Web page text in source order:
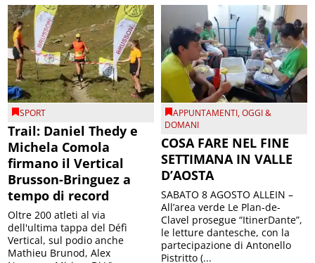
SPORT
Trail: Daniel Thedy e
Michela Comola
firmano il Vertical
Brusson-Bringuez a
tempo di record
Oltre 200 atleti al via
dell'ultima tappa del Défì
Vertical, sul podio anche
Mathieu Brunod, Alex
APPUNTAMENTI,OGGI &
DOMANI
COSA FARE NEL FINE
SETTIMANA IN VALLE
D’AOSTA
SABATO 8 AGOSTO ALLEIN –
All’area verde Le Plan-de-
Clavel prosegue “ItinerDante”,
le letture dantesche, con la
partecipazione di Antonello
Pistritto (...